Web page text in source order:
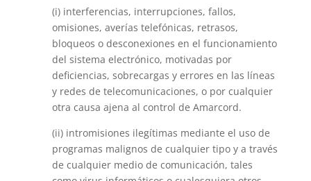
(i) interferencias, interrupciones, fallos,
omisiones, averías telefónicas, retrasos,
bloqueos o desconexiones en el funcionamiento
del sistema electrónico, motivadas por
deficiencias, sobrecargas y errores en las líneas
y redes de telecomunicaciones, o por cualquier
otra causa ajena al control de Amarcord.
(ii) intromisiones ilegítimas mediante el uso de
programas malignos de cualquier tipo y a través
de cualquier medio de comunicación, tales